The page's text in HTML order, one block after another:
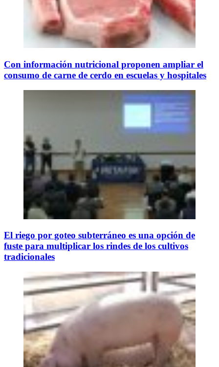
Con información nutricional proponen ampliar el
consumo de carne de cerdo en escuelas y hospitales
El riego por goteo subterráneo es una opción de
fuste para multiplicar los rindes de los cultivos
tradicionales